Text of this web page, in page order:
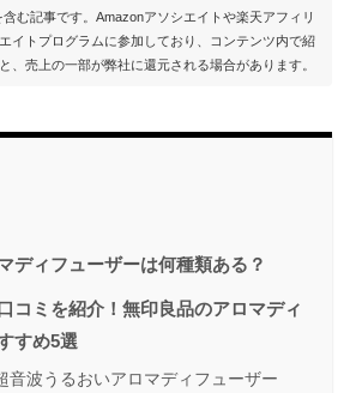
む記事です。Amazonアソシエイトや楽天アフィリ
イトプログラムに参加しており、コンテンツ内で紹
、売上の一部が弊社に還元される場合があります。
ディフューザーは何種類ある？
コミを紹介！無印良品のアロマディ
すめ5選
音波うるおいアロマディフューザー